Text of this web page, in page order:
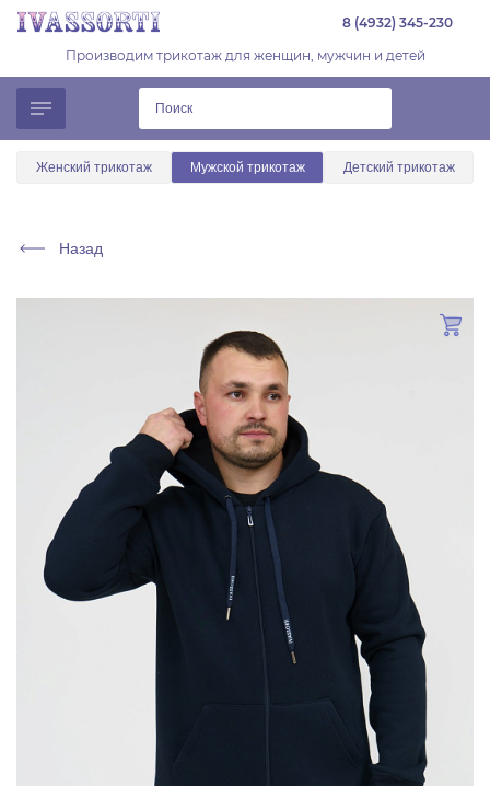
8 (4932) 345-230
Производим трикотаж для женщин, мужчин и детей
Женский трикотаж Мужской трикотаж Детский трикотаж
Назад